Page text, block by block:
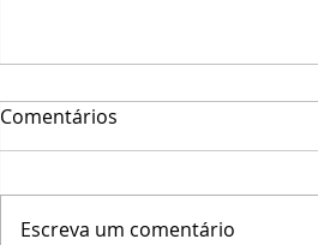
Comentários
Escreva um comentário